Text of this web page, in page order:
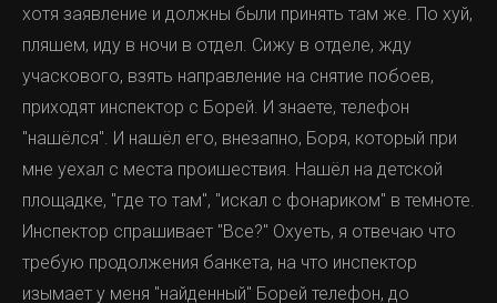
хотя заявление и должны были принять там же. По хуй,
пляшем, иду в ночи в отдел. Сижу в отделе, жду
учаскового, взять направление на снятие побоев,
приходят инспектор с Борей. И знаете, телефон
"нашёлся". И нашёл его, внезапно, Боря, который при
мне уехал с места проишествия. Нашёл на детской
площадке, "где то там", "искал с фонариком" в темноте.
Инспектор спрашивает "Все?" Охуеть, я отвечаю что
требую продолжения банкета, на что инспектор
изымает у меня "найденный" Борей телефон, до